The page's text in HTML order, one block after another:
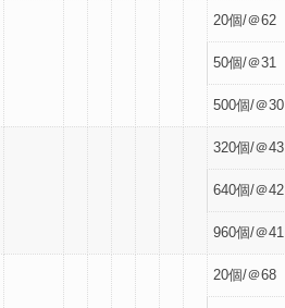
20個/＠62
50個/＠31
500個/＠30
320個/＠43
640個/＠42
960個/＠41
20個/＠68